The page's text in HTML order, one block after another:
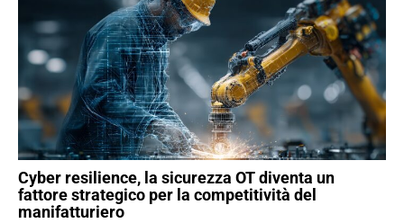
Cyber resilience, la sicurezza OT diventa un
fattore strategico per la competitività del
manifatturiero